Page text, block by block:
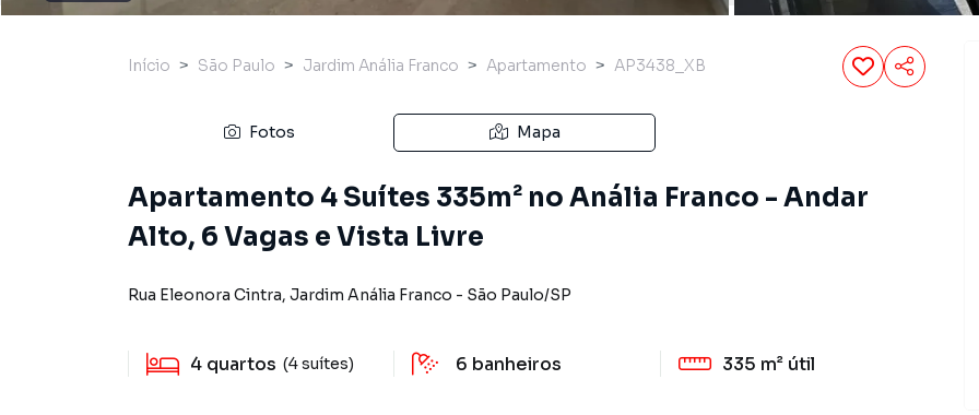
Início São Paulo Jardim Anália Franco Apartamento AP3438_XB
Fotos Mapa
Apartamento 4 Suítes 335m² no Anália Franco - Andar
Alto, 6 Vagas e Vista Livre
Rua Eleonora Cintra, Jardim Anália Franco - São Paulo/SP
4 quartos (4 suítes) 6 banheiros 335 m² útil